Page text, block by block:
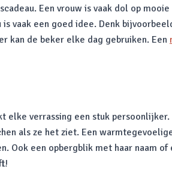
Een vrouw is vaak dol op
vaak een goed idee. Denk
kan de beker elke dag gebruiken. Een
elke verrassing een stuk
als ze het ziet. Een
een opbergblik met haar naam of